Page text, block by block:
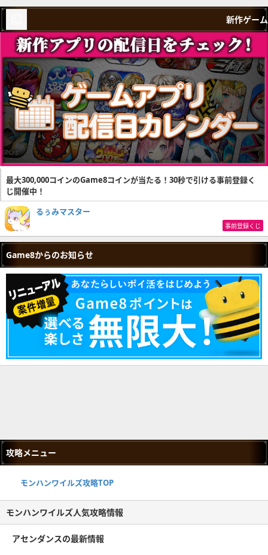
新作ゲーム
最大300,000コインのGame8コインが当たる！30秒で引ける事前登録く
じ開催中！
るぅみマスター
事前登録くじ
Game8からのお知らせ
攻略メニュー
モンハンワイルズ攻略TOP
モンハンワイルズ人気攻略情報
アセンダンスの最新情報